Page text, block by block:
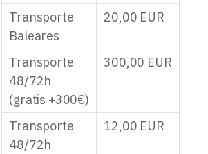
Transporte
Baleares
20,00 EUR
Transporte
48/72h
(gratis +300€)
300,00 EUR
Transporte
48/72h
12,00 EUR